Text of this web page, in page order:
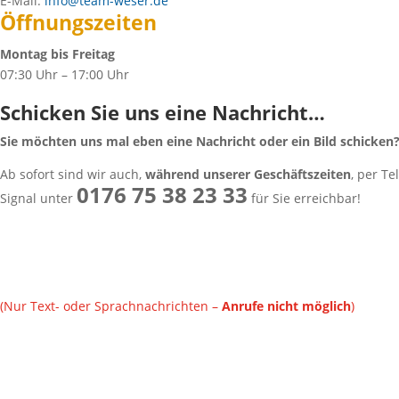
Öffnungszeiten
Montag bis Freitag
07:30 Uhr – 17:00 Uhr
Schicken Sie uns eine Nachricht…
Sie möchten uns mal eben eine Nachricht oder ein Bild schicken?
Ab sofort sind wir auch, während unserer Geschäftszeiten, per
Signal unter 0176 75 38 23 33 für Sie erreichbar!
(Nur Text- oder Sprachnachrichten – Anrufe nicht möglich)